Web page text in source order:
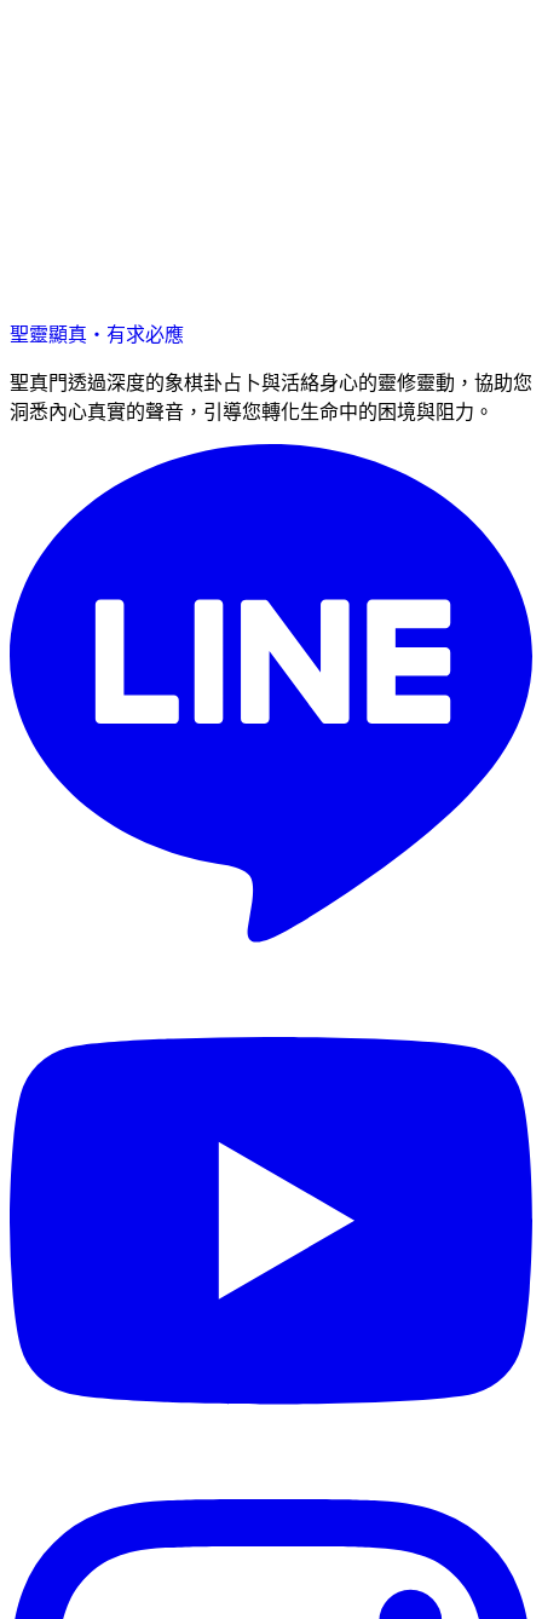
聖靈顯真・有求必應
聖真門透過深度的象棋卦占卜與活絡身心的靈修靈動，協助您
洞悉內心真實的聲音，引導您轉化生命中的困境與阻力。